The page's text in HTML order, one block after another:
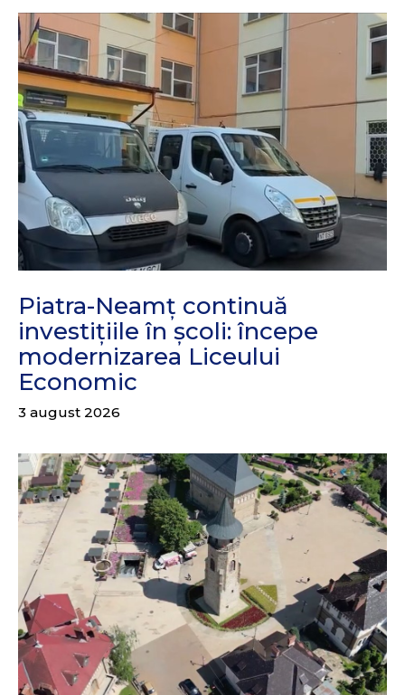
Piatra-Neamț continuă
investițiile în școli: începe
modernizarea Liceului
Economic
3 august 2026